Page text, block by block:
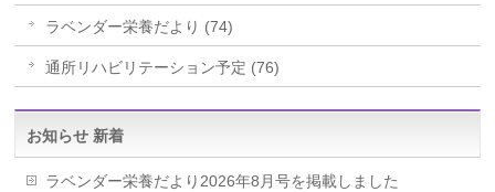
ラベンダー栄養だより (74)
通所リハビリテーション予定 (76)
お知らせ 新着
ラベンダー栄養だより2026年8月号を掲載しました